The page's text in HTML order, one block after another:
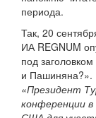
периода.
Так, 20
ИА REGNUM
под
и Пашиняна?».
«Президент
конференции